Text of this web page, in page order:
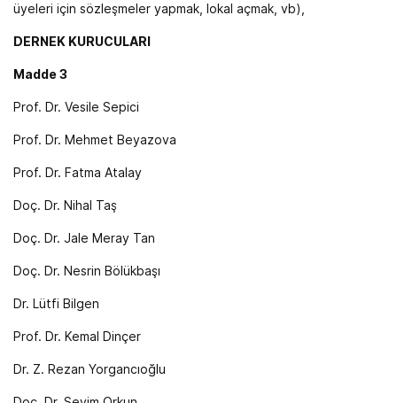
üyeleri için sözleşmeler yapmak, lokal açmak, vb),
DERNEK KURUCULARI
Madde 3
Prof. Dr. Vesile Sepici
Prof. Dr. Mehmet Beyazova
Prof. Dr. Fatma Atalay
Doç. Dr. Nihal Taş
Doç. Dr. Jale Meray Tan
Doç. Dr. Nesrin Bölükbaşı
Dr. Lütfi Bilgen
Prof. Dr. Kemal Dinçer
Dr. Z. Rezan Yorgancıoğlu